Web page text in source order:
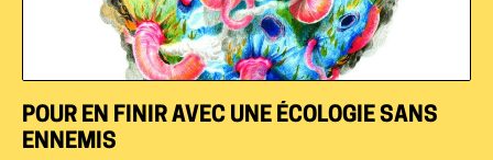
POUR EN FINIR AVEC UNE ÉCOLOGIE SANS
ENNEMIS